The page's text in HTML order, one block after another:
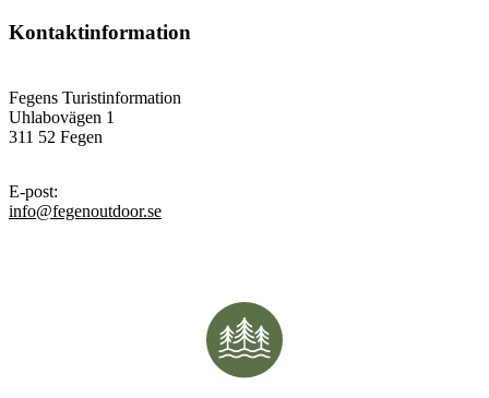
Kontaktinformation
Fegens Turistinformation
Uhlabovägen 1
311 52 Fegen
E-post:
info@fegenoutdoor.se